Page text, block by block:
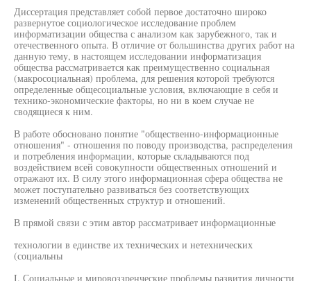
Диссертация представляет собой первое достаточно широко
развернутое социологическое исследование проблем
информатизации общества с анализом как зарубежного, так и
отечественного опыта. В отличие от большинства других работ на
данную тему, в настоящем исследовании информатизация
общества рассматривается как преимущественно социальная
(макросоциальная) проблема, для решения которой требуются
определенные общесоциальные условия, включающие в себя и
технико-экономические факторы, но ни в коем случае не
сводящиеся к ним.
В работе обосновано понятие "общественно-информационные
отношения" - отношения по поводу производства, распределения
и потребления информации, которые складываются под
воздействием всей совокупности общественных отношений и
отражают их. В силу этого информационная сфера общества не
может поступательно развиваться без соответствующих
изменений общественных структур и отношений.
В прямой связи с этим автор рассматривает информационные
технологии в единстве их технических и нетехнических
(социальны
I. Социальные и мировоззренческие проблемы развития личности